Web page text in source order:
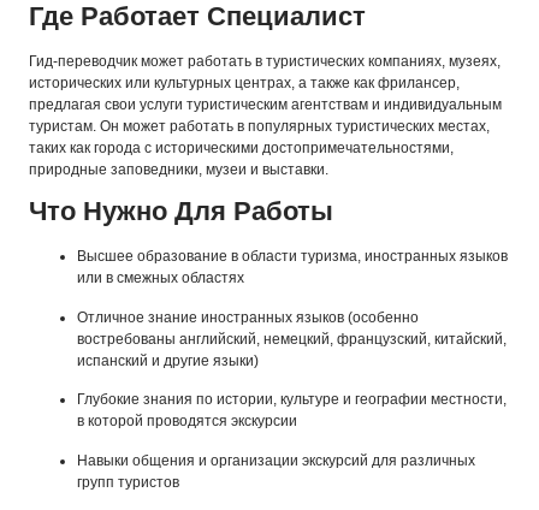
Где Работает Специалист
Гид-переводчик может работать в туристических компаниях, музеях,
исторических или культурных центрах, а также как фрилансер,
предлагая свои услуги туристическим агентствам и индивидуальным
туристам. Он может работать в популярных туристических местах,
таких как города с историческими достопримечательностями,
природные заповедники, музеи и выставки.
Что Нужно Для Работы
Высшее образование в области туризма, иностранных языков
или в смежных областях
Отличное знание иностранных языков (особенно
востребованы английский, немецкий, французский, китайский,
испанский и другие языки)
Глубокие знания по истории, культуре и географии местности,
в которой проводятся экскурсии
Навыки общения и организации экскурсий для различных
групп туристов